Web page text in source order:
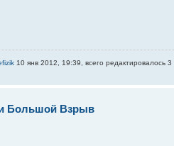
10 янв 2012, 19:39, всего редактировалось 3
Большой Взрыв